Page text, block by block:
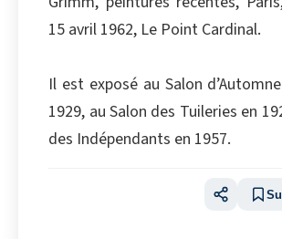
15 avril 1962, Le Point Cardinal.
Il est exposé au Salon
1929, au Salon des Tuileries en
des Indépendants en 1957.